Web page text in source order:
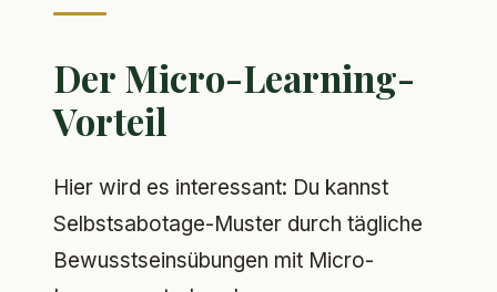
Der Micro-Learning-
Vorteil
Hier wird es interessant: Du kannst
Selbstsabotage-Muster durch tägliche
Bewusstseinsübungen mit Micro-